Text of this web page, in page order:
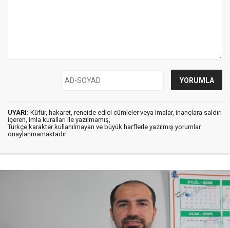
UYARI: Küfür, hakaret, rencide edici cümleler veya imalar, inançlara saldırı
içeren, imla kuralları ile yazılmamış,
Türkçe karakter kullanılmayan ve büyük harflerle yazılmış yorumlar
onaylanmamaktadır.